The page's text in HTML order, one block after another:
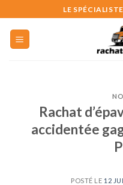
to
content
LE
Rachat
accidentée
POSTÉ LE 12